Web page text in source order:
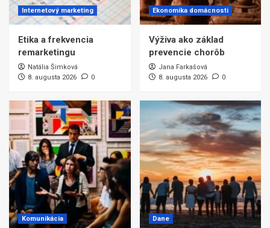
Internetový marketing
Etika a frekvencia
remarketingu
Natália Šimková
8. augusta 2026
0
Ekonomika domácnosti
Výživa ako základ
prevencie chorôb
Jana Farkašová
8. augusta 2026
0
Komunikácia Dane